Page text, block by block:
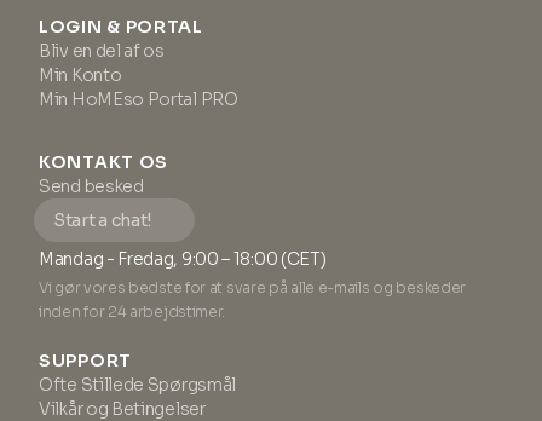
LOGIN & PORTAL
Bliv en del af os
Min Konto
Min HoMEso Portal PRO
KONTAKT OS
Send besked
Start a chat!
Mandag - Fredag, 9:00 – 18:00 (CET)
Vi gør vores bedste for at svare på alle e-mails og beskeder
inden for 24 arbejdstimer.
SUPPORT
Ofte Stillede Spørgsmål
Vilkår og Betingelser